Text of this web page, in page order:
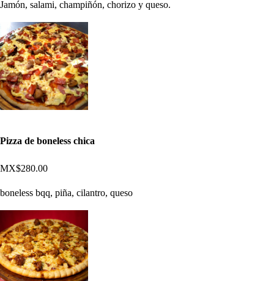
Jamón, salami, champiñón, chorizo y queso.
Pizza de boneless chica
MX$280.00
boneless bqq, piña, cilantro, queso